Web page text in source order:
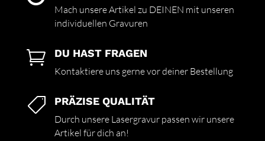
Mach unsere Artikel zu DEINEN mit unseren
individuellen Gravuren
 DU HAST FRAGEN
Kontaktiere uns gerne vor deiner Bestellung
 PRÄZISE QUALITÄT
Durch unsere Lasergravur passen wir unsere
Artikel für dich an!